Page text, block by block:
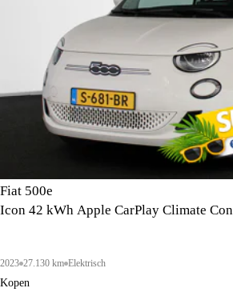
Fiat 500e
Icon 42 kWh Apple CarPlay Climate
2023 27.130 km Elektrisch
Kopen